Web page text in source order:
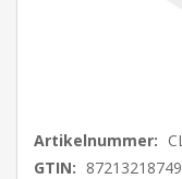
Artikelnummer:
GTIN: